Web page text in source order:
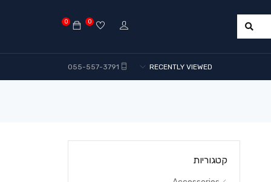
0 0
055-557-3791 RECENTLY VIEWED
קטגוריות